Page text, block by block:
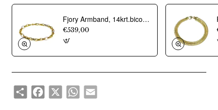
indeuken. Fjory heeft door deze samenstelling de voordelen
van een massief uitgevoerd sieraad.
Fjory Armband, 14krt.bicolour goud met massief zilveren kern anker fantasie 6mm. (lente:19cm.) - 21707
€539,00
ShareFacebook
X WhatsAppEmail